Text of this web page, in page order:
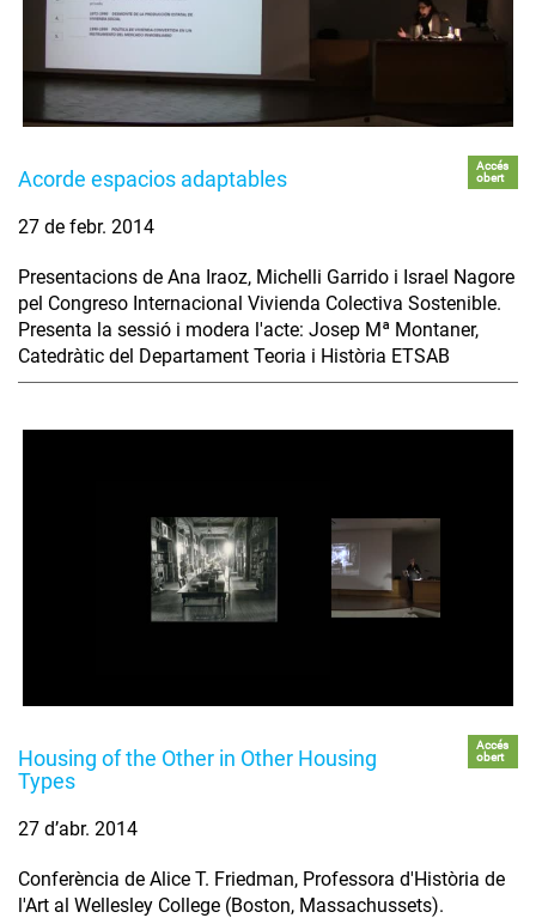
Acorde espacios adaptables
Accés
obert
27 de febr. 2014
Presentacions de Ana Iraoz, Michelli Garrido i Israel Nagore
pel Congreso Internacional Vivienda Colectiva Sostenible.
Presenta la sessió i modera l'acte: Josep Mª Montaner,
Catedràtic del Departament Teoria i Història ETSAB
Housing of the Other in Other Housing
Types
Accés
obert
27 d’abr. 2014
Conferència de Alice T. Friedman, Professora d'Història de
l'Art al Wellesley College (Boston, Massachussets).